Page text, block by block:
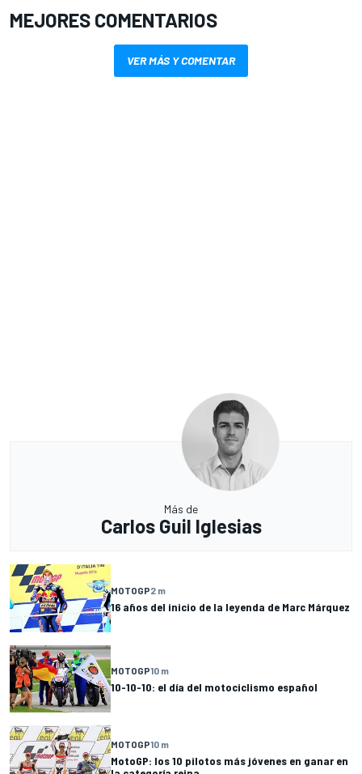
MEJORES COMENTARIOS
VER MÁS Y COMENTAR
Más de
Carlos Guil Iglesias
MOTOGP2 m
16 años del inicio de la leyenda de Marc Márquez
MOTOGP10 m
10-10-10: el día del motociclismo español
MOTOGP10 m
MotoGP: los 10 pilotos más jóvenes en ganar en